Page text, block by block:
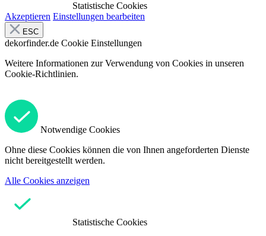
Statistische Cookies
Akzeptieren Einstellungen bearbeiten
ESC
dekorfinder.de Cookie Einstellungen
Weitere Informationen zur Verwendung von Cookies in unseren
Cookie-Richtlinien.
Notwendige Cookies
Ohne diese Cookies können die von Ihnen angeforderten Dienste
nicht bereitgestellt werden.
Alle Cookies anzeigen
Statistische Cookies